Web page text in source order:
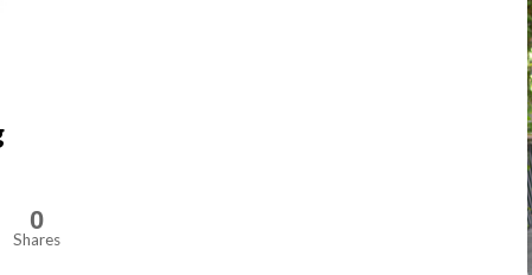
0
Shares